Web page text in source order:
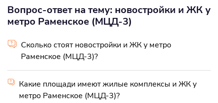
Вопрос-ответ на тему: новостройки и ЖК у
метро Раменское (МЦД-3)
Сколько стоят новостройки и ЖК у метро
Раменское (МЦД-3)?
Какие площади имеют жилые комплексы и ЖК у
метро Раменское (МЦД-3)?